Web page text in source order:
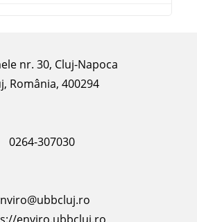
nr. 30, Cluj-Napoca
România, 400294
0264-307030